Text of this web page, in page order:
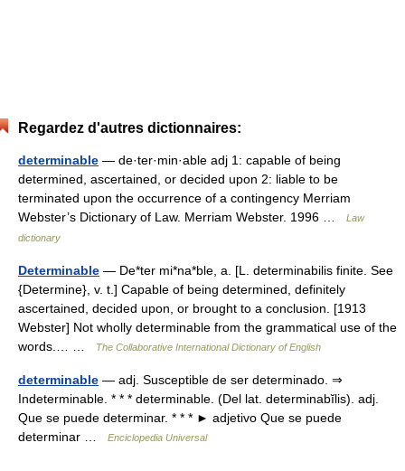
Regardez d'autres dictionnaires:
determinable — de·ter·min·able adj 1: capable of being
determined, ascertained, or decided upon 2: liable to be
terminated upon the occurrence of a contingency Merriam
Webster’s Dictionary of Law. Merriam Webster. 1996 …
Law
dictionary
Determinable — De*ter mi*na*ble, a. [L. determinabilis finite. See
{Determine}, v. t.] Capable of being determined, definitely
ascertained, decided upon, or brought to a conclusion. [1913
Webster] Not wholly determinable from the grammatical use of the
words.… …
The Collaborative International Dictionary of English
determinable — adj. Susceptible de ser determinado. ⇒
Indeterminable. * * * determinable. (Del lat. determinabĭlis). adj.
Que se puede determinar. * * * ► adjetivo Que se puede
determinar …
Enciclopedia Universal